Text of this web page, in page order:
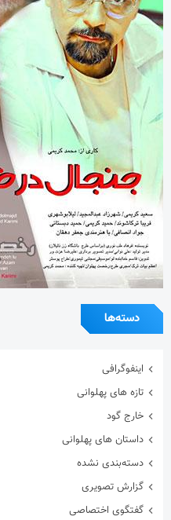
دسته‌ها
اینفوگرافی
تازه های پهلوانی
خارج گود
داستان های پهلوانی
دسته‌بندی نشده
گزارش تصویری
گفتگوی اختصاصی